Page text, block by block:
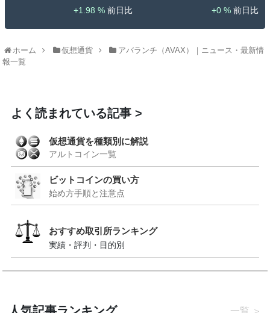
1.98 %
0 %
ホーム 仮想通貨
アバランチ（AVAX）｜ニュース・最新情
報一覧
よく読まれている記事
仮想通貨を種類別に解説
アルトコイン一覧
ビットコインの買い方
始め方手順と注意点
おすすめ取引所ランキング
実績・評判・目的別